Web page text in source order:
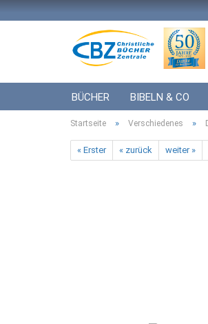
BÜCHER BIBELN & CO
ICF BÜCHER
Startseite » Verschiedenes »
« Erster « zurück weiter »